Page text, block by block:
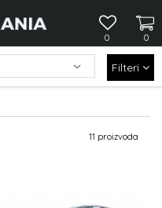
0
0
Filteri
11 proizvoda